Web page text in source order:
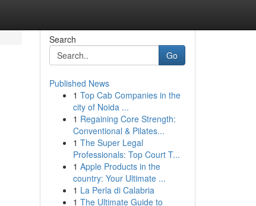
Search
Go
Published News
1 Top Cab Companies in the
city of Noida ...
1 Regaining Core Strength:
Conventional & Pilates...
1 The Super Legal
Professionals: Top Court T...
1 Apple Products in the
country: Your Ultimate ...
1 La Perla di Calabria
1 The Ultimate Guide to